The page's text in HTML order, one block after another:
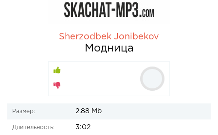
Sherzodbek Jonibekov
Модница
Размер: 2.88 Mb
Длительность: 3:02